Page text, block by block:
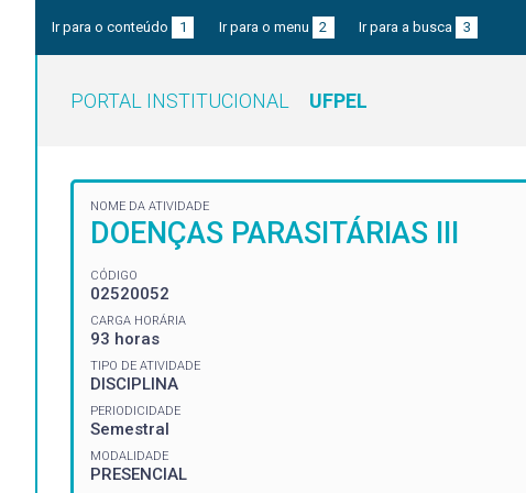
Ir para o conteúdo 1 Ir para o menu 2 Ir para a busca 3
PORTAL INSTITUCIONAL UFPEL
NOME DA ATIVIDADE
DOENÇAS PARASITÁRIAS III
CÓDIGO
02520052
CARGA HORÁRIA
93 horas
TIPO DE ATIVIDADE
DISCIPLINA
PERIODICIDADE
Semestral
MODALIDADE
PRESENCIAL